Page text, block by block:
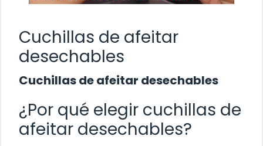
Cuchillas de afeitar
desechables
Cuchillas de afeitar desechables
¿Por qué elegir cuchillas de
afeitar desechables?